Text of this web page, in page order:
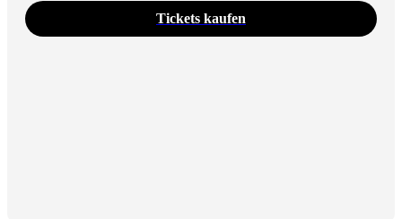
Tickets kaufen